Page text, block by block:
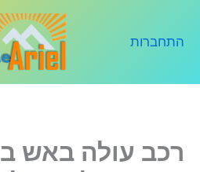
התחברות
רכב עולה באש